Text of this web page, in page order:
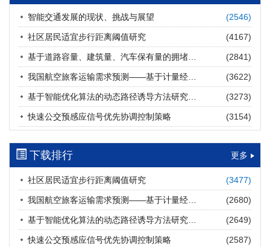
摘要 (16) HTML(14)
道路建养运通用碳核算方法及应用
王元庆, 王皎, 刘圆圆, 于谦, 刘聂旸子, 杨诗雨
2026, 12(3): 176-189.https://doi.org/10.16503/j.cnki.2095-
9931.2026.03.014
摘要 (16) HTML(16)
西部陆海新通道氢走廊建设对交通运输领域低碳转型的推动作
用
罗文格, 黄承锋, 关海长
2026, 12(3): 190-201.https://doi.org/10.16503/j.cnki.2095-
9931.2026.03.015
摘要 (27) HTML(26)
交能融合背景下零碳货运走廊利益主体的策略演化与影响因素
张海涛, 姚琛, 唐治豪, 谢明辉, 王元庆
2026, 12(3): 202-216.https://doi.org/10.16503/j.cnki.2095-
9931.2026.03.016
摘要 (22) HTML(19)
智能交通发展的现状、挑战与展望 (2546)
社区居民适宜步行距离阈值研究 (4167)
(2841)
(3622)
(3273)
快速公交预感应信号优先协调控制策略 (3154)
下载排行 更多
社区居民适宜步行距离阈值研究 (3477)
(2680)
(2649)
快速公交预感应信号优先协调控制策略 (2587)